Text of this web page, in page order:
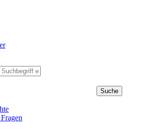
Suche